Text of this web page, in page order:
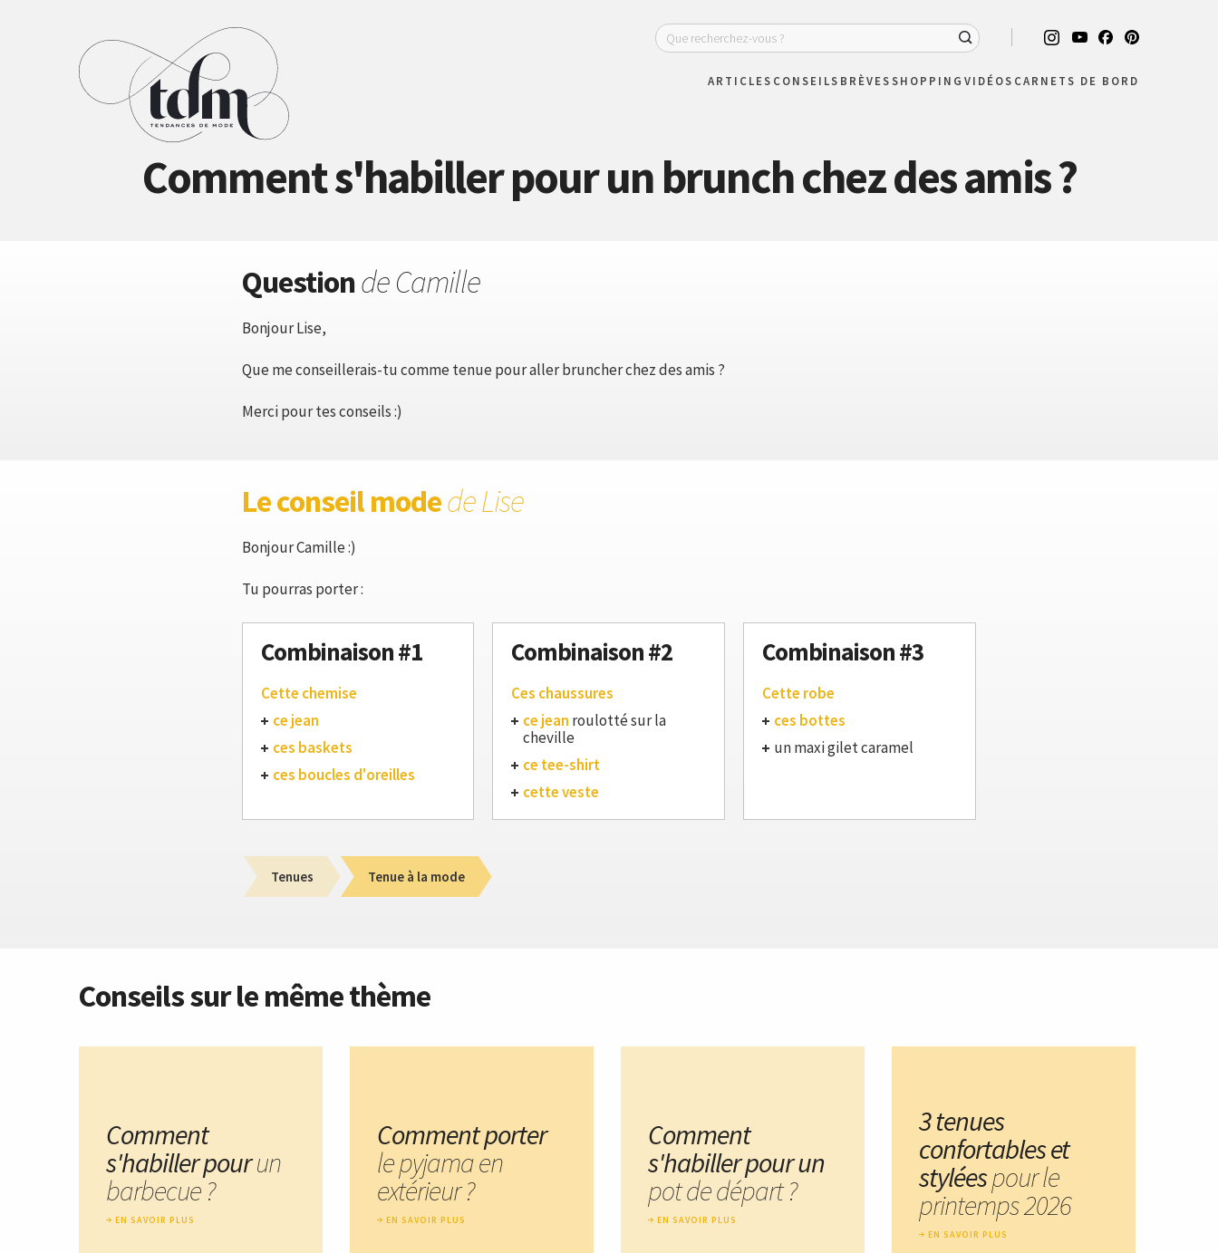
ARTICLES CONSEILS BRÈVESSHOPPING VIDÉOS CARNETS DE BORD
Comment s'habiller pour un brunch chez des amis ?
Questionde Camille
Bonjour Lise,
Que me conseillerais-tu comme tenue pour aller bruncher chez des amis ?
Merci pour tes conseils :)
Le conseil modede Lise
Bonjour Camille :)
Tu pourras porter :
Combinaison #1
Cette chemise
ce jean
ces baskets
ces boucles d'oreilles
Combinaison #2
Ces chaussures
ce jean roulotté sur la
cheville
ce tee-shirt
cette veste
Combinaison #3
Cette robe
ces bottes
un maxi gilet caramel
Tenues Tenue à la mode
Conseils sur le même thème
Comment
s'habiller pourun
barbecue ?
EN SAVOIR PLUS
Comment porter
le pyjama en
extérieur ?
EN SAVOIR PLUS
Comment
s'habiller pour un
pot de départ ?
EN SAVOIR PLUS
3 tenues
confortables et
styléespour le
printemps 2026
EN SAVOIR PLUS